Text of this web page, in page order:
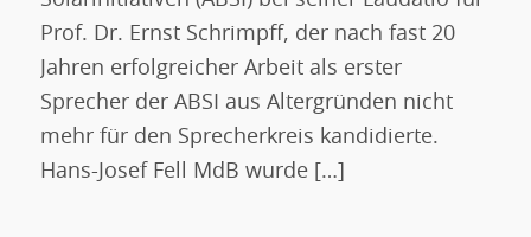
Prof. Dr. Ernst Schrimpff, der nach fast 20
Jahren erfolgreicher Arbeit als erster
Sprecher der ABSI aus Altergründen nicht
mehr für den Sprecherkreis kandidierte.
Hans-Josef Fell MdB wurde […]